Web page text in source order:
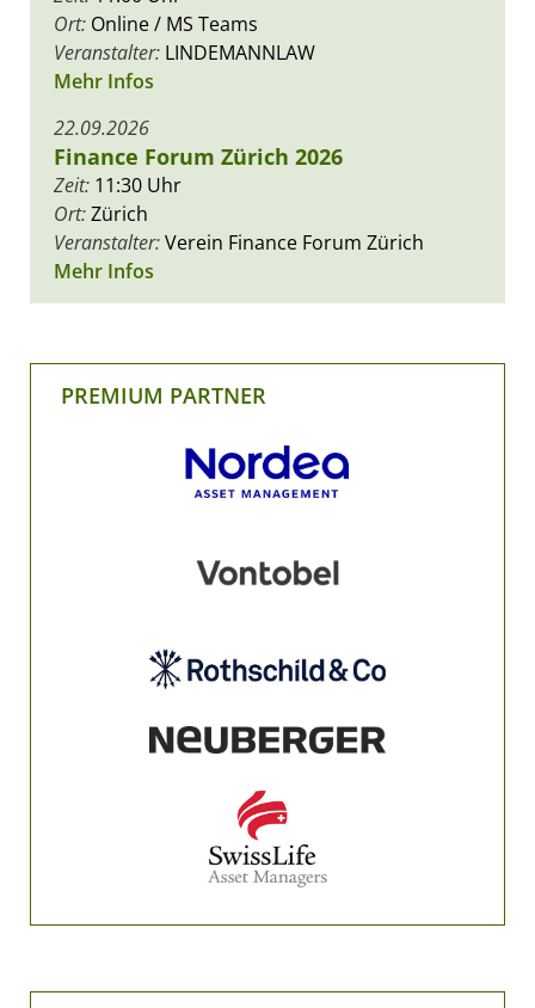
Ort: Online / MS Teams
Veranstalter: LINDEMANNLAW
Mehr Infos
22.09.2026
Finance Forum Zürich 2026
Zeit: 11:30 Uhr
Ort:Zürich
Veranstalter:Verein Finance Forum Zürich
Mehr Infos
PREMIUM PARTNER